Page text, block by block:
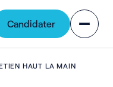
Candidater
HAUT LA MAIN